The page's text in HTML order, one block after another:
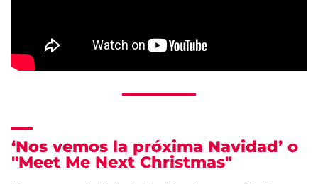
‘Nos vemos la próxima Navidad’ o
"Meet Me Next Christmas"